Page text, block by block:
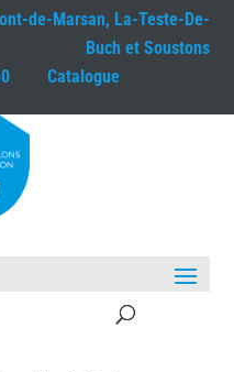
de-Marsan, La-Teste-De-
Buch et Soustons
Catalogue